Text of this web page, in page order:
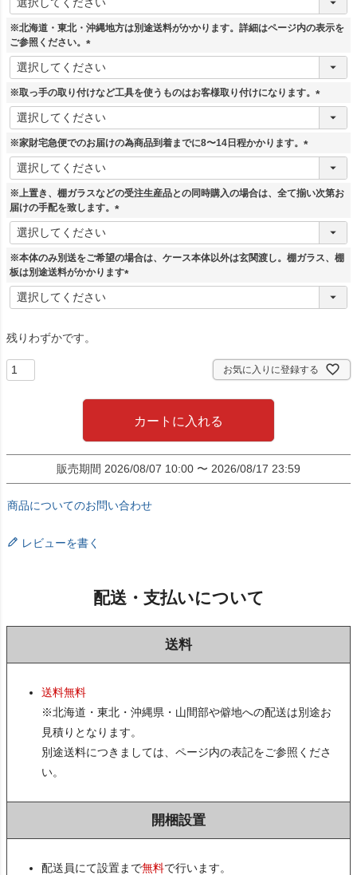
必
須
)
※北海道・東北・沖縄地方は別途送料がかかります。詳細はページ内の表示を
ご参照ください。
(
必
須
※取っ手の取り付けなど工具を使うものはお客様取り付けになります。
(
※家財宅急便でのお届けの為商品到着までに8〜14日程かかります。
(
須
※上置き、棚ガラスなどの受注生産品との同時購入の場合は、全て揃い次第お
届けの手配を致します。
(
須
)
※本体のみ別送をご希望の場合は、ケース本体以外は玄関渡し。棚ガラス、棚
板は別途送料がかかります
(
残りわずかです。
お気に入りに登録する
カートに入れる
販売期間 2026/08/07 10:00 〜 2026/08/17 23:59
商品についてのお問い合わせ
レビューを書く
配送・支払いについて
送料
送料無料
※北海道・東北・沖縄県・山間部や僻地への配送は別途お
見積りとなります。
別途送料につきましては、ページ内の表記をご参照くださ
い。
開梱設置
配送員にて設置まで無料で行います。